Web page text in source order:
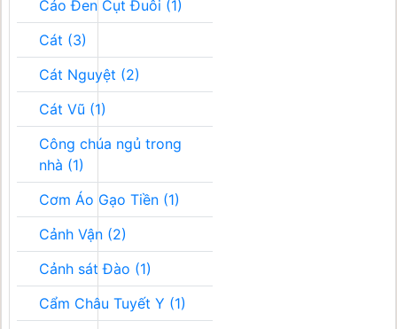
Cáo Đen Cụt Đuôi (1)
Cát (3)
Cát Nguyệt (2)
Cát Vũ (1)
Công chúa ngủ trong
nhà (1)
Cơm Áo Gạo Tiền (1)
Cảnh Vận (2)
Cảnh sát Đào (1)
Cẩm Châu Tuyết Y (1)